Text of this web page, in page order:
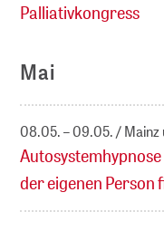
Palliativkongress
Mai
08.05. – 09.05. Mainz
der eigenen Person